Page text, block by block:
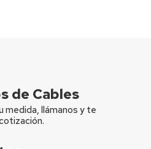
de Cables
medida, llámanos y te